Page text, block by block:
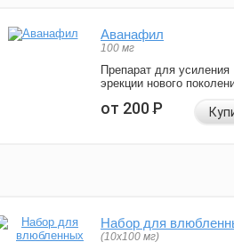
Аванафил
100 мг
Препарат для усиления
эрекции нового
от 200Р
Набор для
(10х100 мг)